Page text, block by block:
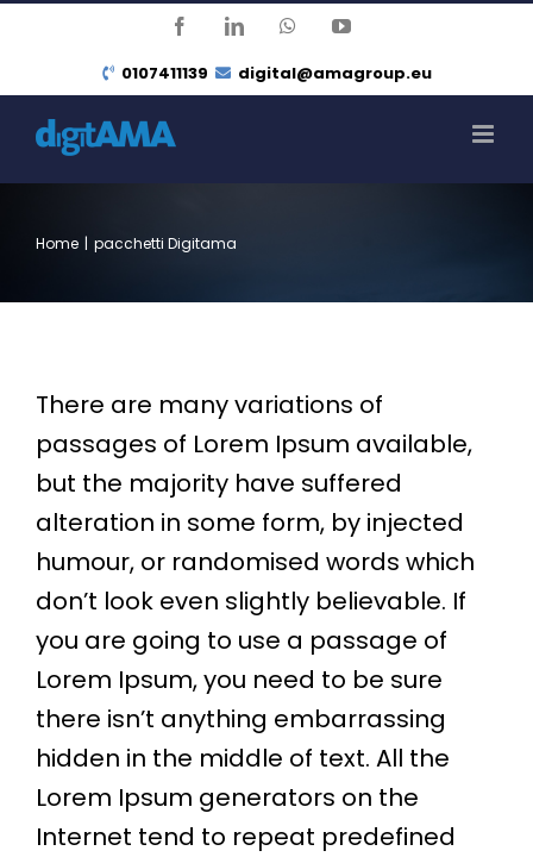
contenuto
FacebookLinkedInWhatsAppYouTube
0107411139 digital@amagroup.eu
Home | pacchetti Digitama
There are many variations of
passages of Lorem Ipsum available,
but the majority have suffered
alteration in some form, by injected
humour, or randomised words which
don’t look even slightly believable. If
you are going to use a passage of
Lorem Ipsum, you need to be sure
there isn’t anything embarrassing
hidden in the middle of text. All the
Lorem Ipsum generators on the
Internet tend to repeat predefined